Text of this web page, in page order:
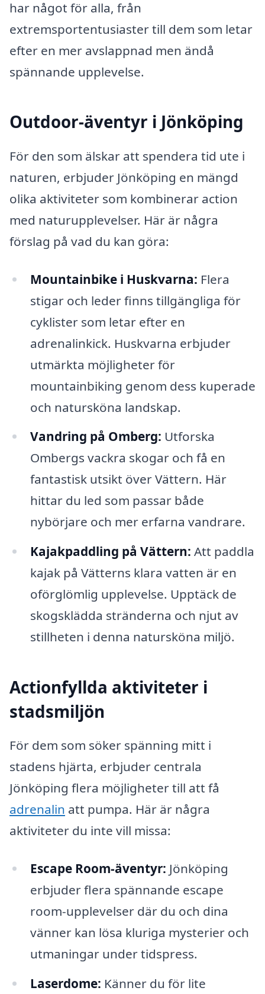
har något för alla, från
extremsportentusiaster till dem som letar
efter en mer avslappnad men ändå
spännande upplevelse.
Outdoor-äventyr i Jönköping
För den som älskar att spendera tid ute i
naturen, erbjuder Jönköping en mängd
olika aktiviteter som kombinerar action
med naturupplevelser. Här är några
förslag på vad du kan göra:
Mountainbike i Huskvarna: Flera
stigar och leder finns tillgängliga för
cyklister som letar efter en
adrenalinkick. Huskvarna erbjuder
utmärkta möjligheter för
mountainbiking genom dess kuperade
och natursköna landskap.
Vandring på Omberg: Utforska
Ombergs vackra skogar och få en
fantastisk utsikt över Vättern. Här
hittar du led som passar både
nybörjare och mer erfarna vandrare.
Kajakpaddling på Vättern: Att paddla
kajak på Vätterns klara vatten är en
oförglömlig upplevelse. Upptäck de
skogsklädda stränderna och njut av
stillheten i denna natursköna miljö.
Actionfyllda aktiviteter i
stadsmiljön
För dem som söker spänning mitt i
stadens hjärta, erbjuder centrala
Jönköping flera möjligheter till att få
adrenalin att pumpa. Här är några
aktiviteter du inte vill missa:
Escape Room-äventyr: Jönköping
erbjuder flera spännande escape
room-upplevelser där du och dina
vänner kan lösa kluriga mysterier och
utmaningar under tidspress.
Laserdome: Känner du för lite